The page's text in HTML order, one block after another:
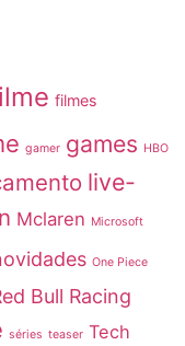
filmes
gamer games HBO
live-
Mclaren Microsoft
One Piece
Bull Racing
séries teaser Tech